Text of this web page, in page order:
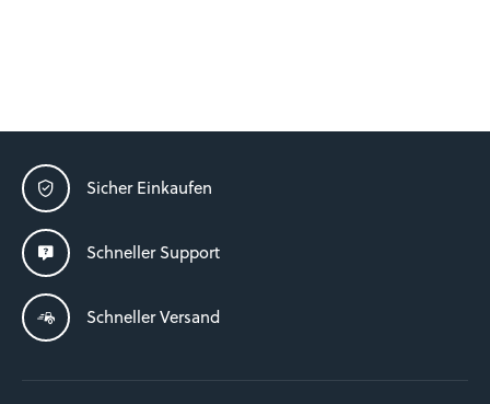
Sicher Einkaufen
Schneller Support
Schneller Versand